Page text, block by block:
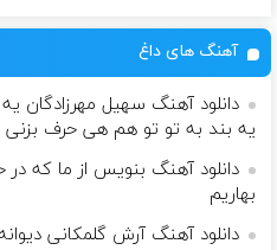
آهنگ های داغ
دانلود آهنگ سهیل مهرزادگان
یه بند به تو تو هم هی حرف بزنی
دانلود آهنگ بنویس از ما که در
بهاریم
دانلود آهنگ آرش گلمکانی